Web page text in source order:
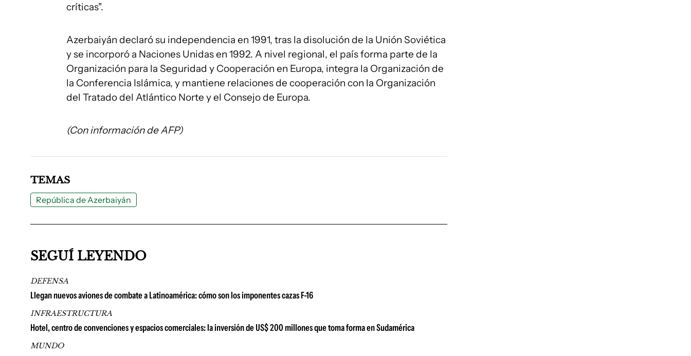
críticas".
Azerbaiyán declaró su independencia en 1991, tras la disolución de la Unión Soviética
y se incorporó a Naciones Unidas en 1992. A nivel regional, el país forma parte de la
Organización para la Seguridad y Cooperación en Europa, integra la Organización de
la Conferencia Islámica, y mantiene relaciones de cooperación con la Organización
del Tratado del Atlántico Norte y el Consejo de Europa.
(Con información de AFP)
TEMAS
República de Azerbaiyán
SEGUÍ LEYENDO
DEFENSA
Llegan nuevos aviones de combate a Latinoamérica: cómo son los imponentes cazas F-16
INFRAESTRUCTURA
Hotel, centro de convenciones y espacios comerciales: la inversión de US$ 200 millones que toma forma en Sudamérica
MUNDO